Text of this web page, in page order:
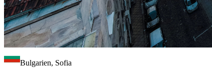
Bulgarien, Sofia